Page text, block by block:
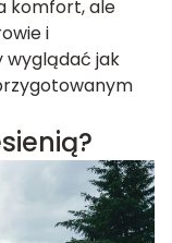
komfort, ale
i
wyglądać jak